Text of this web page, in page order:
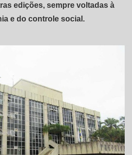
edições, sempre voltadas à
e do controle social.